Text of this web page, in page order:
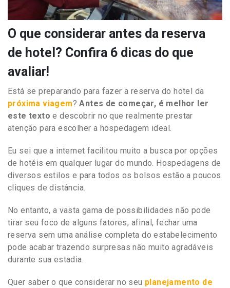
O que considerar antes da reserva
de hotel? Confira 6 dicas do que
avaliar!
Está se preparando para fazer a reserva do hotel da
próxima viagem?Antes de começar, é melhor ler
este textoe descobrir no que realmente prestar
atenção para escolher a hospedagem ideal.
Eu sei que a internet facilitou muito a busca por opções
de hotéis em qualquer lugar do mundo. Hospedagens de
diversos estilos e para todos os bolsos estão a poucos
cliques de distância.
No entanto, a vasta gama de possibilidades não pode
tirar seu foco de alguns fatores, afinal, fechar uma
reserva sem uma análise completa do estabelecimento
pode acabar trazendo surpresas não muito agradáveis
durante sua estadia.
Quer saber o que considerar no seu planejamento de